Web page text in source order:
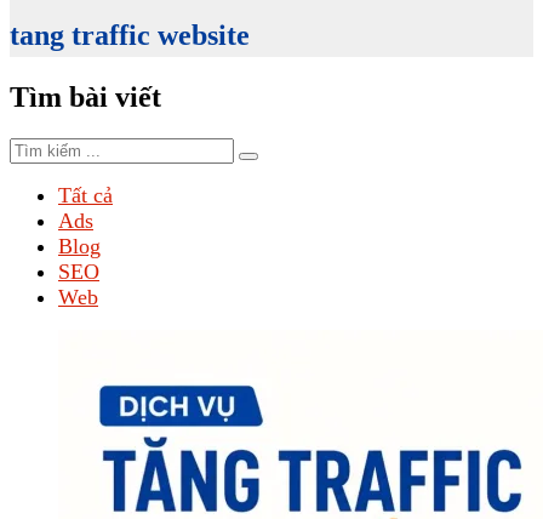
tang traffic website
Tìm bài viết
Tất cả
Ads
Blog
SEO
Web